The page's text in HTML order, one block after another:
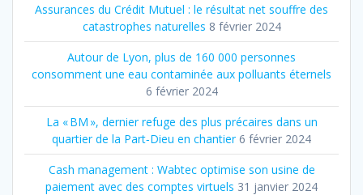
Assurances du Crédit Mutuel : le résultat net souffre des
catastrophes naturelles 8 février 2024
Autour de Lyon, plus de 160 000 personnes
consomment une eau contaminée aux polluants éternels
6 février 2024
La « BM », dernier refuge des plus précaires dans un
quartier de la Part‐Dieu en chantier 6 février 2024
Cash management : Wabtec optimise son usine de
paiement avec des comptes virtuels 31 janvier 2024